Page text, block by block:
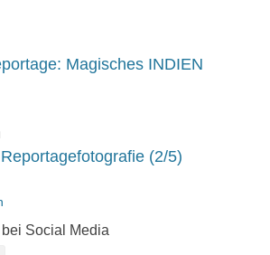
Magisches INDIEN
(2/5)
Social Media